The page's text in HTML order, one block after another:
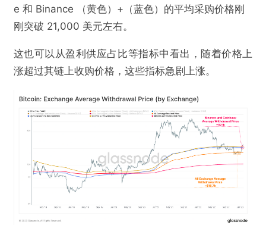
e 和 Binance （黄色）+（蓝色）的平均采购价格刚
刚突破 21,000 美元左右。
这也可以从盈利供应占比等指标中看出，随着价格上
涨超过其链上收购价格，这些指标急剧上涨。